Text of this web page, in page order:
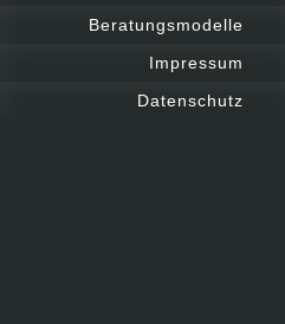
Beratungsmodelle
Impressum
Datenschutz